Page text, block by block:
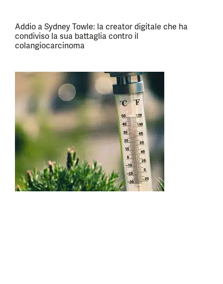
Addio a Sydney Towle: la creator digitale che ha
condiviso la sua battaglia contro il
colangiocarcinoma